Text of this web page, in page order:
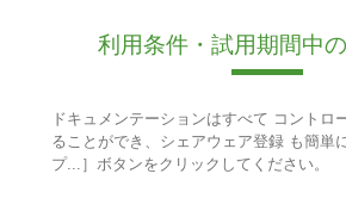
利用条件・試用期間中
ドキュメンテーションはすべて コントロ
ることができ、シェアウェア登録 も簡単
プ...］ボタンをクリックしてください。